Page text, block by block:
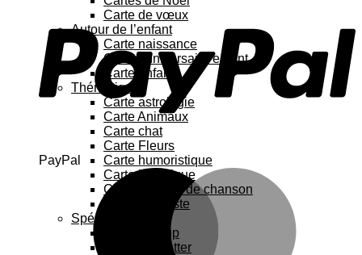
PayPal
Carte de vœux
Autour de l’enfant
Carte naissance
Carte anniversaire enfant
Carte enfant
Thématique
Carte astrologie
Carte Animaux
Carte chat
Carte Fleurs
Carte humoristique
Carte botanique
Carte Paroles de chanson
Carte féministe
Spécial
Carte Pop up
Cartes à gratter